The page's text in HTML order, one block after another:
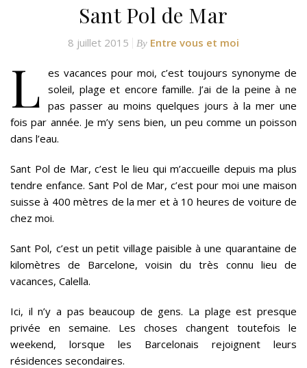
Sant Pol de Mar
8 juillet 2015 By Entre vous et moi
L es vacances pour moi, c’est toujours synonyme de
soleil, plage et encore famille. J’ai de la peine à ne
pas passer au moins quelques jours à la mer une
fois par année. Je m’y sens bien, un peu comme un poisson
dans l’eau.
Sant Pol de Mar, c’est le lieu qui m’accueille depuis ma plus
tendre enfance. Sant Pol de Mar, c’est pour moi une maison
suisse à 400 mètres de la mer et à 10 heures de voiture de
chez moi.
Sant Pol, c’est un petit village paisible à une quarantaine de
kilomètres de Barcelone, voisin du très connu lieu de
vacances, Calella.
Ici, il n’y a pas beaucoup de gens. La plage est presque
privée en semaine. Les choses changent toutefois le
weekend, lorsque les Barcelonais rejoignent leurs
résidences secondaires.